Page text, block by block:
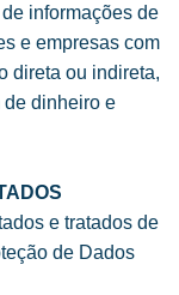
informações de
e empresas com
direta ou indireta,
de dinheiro e
e tratados de
de Dados